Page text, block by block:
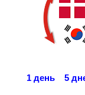
1 день 5